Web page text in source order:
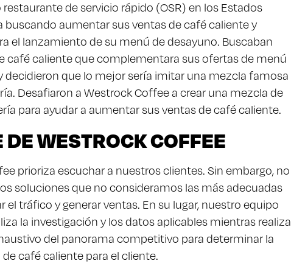
de servicio rápido (OSR) en los Estados
buscando aumentar sus ventas de café caliente y
el lanzamiento de su menú de desayuno. Buscaban
café caliente que complementara sus ofertas de menú
decidieron que lo mejor sería imitar una mezcla famosa
Desafiaron a Westrock Coffee a crear una mezcla de
para ayudar a aumentar sus ventas de café caliente.
DE WESTROCK COFFEE
prioriza escuchar a nuestros clientes. Sin embargo, no
soluciones que no consideramos las más adecuadas
el tráfico y generar ventas. En su lugar, nuestro equipo
la investigación y los datos aplicables mientras realiza
del panorama competitivo para determinar la
café caliente para el cliente.